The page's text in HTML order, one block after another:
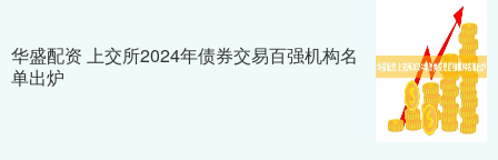
华盛配资 上交所2024年债券交易百强机构名
单出炉